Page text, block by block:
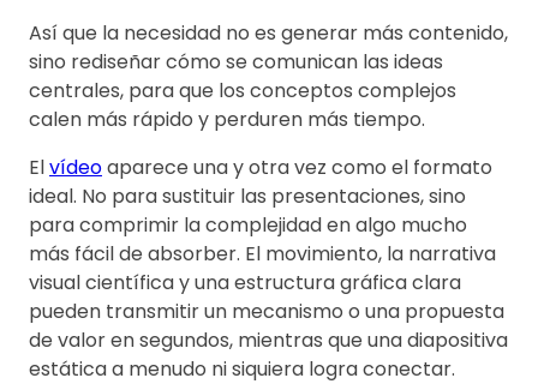
Así que la necesidad no es generar más contenido,
sino rediseñar cómo se comunican las ideas
centrales, para que los conceptos complejos
calen más rápido y perduren más tiempo.
Elvídeoaparece una y otra vez como el formato
ideal. No para sustituir las presentaciones, sino
para comprimir la complejidad en algo mucho
más fácil de absorber. El movimiento, la narrativa
visual científica y una estructura gráfica clara
pueden transmitir un mecanismo o una propuesta
de valor en segundos, mientras que una diapositiva
estática a menudo ni siquiera logra conectar.